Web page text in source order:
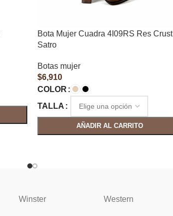
Bota Mujer Cuadra 4I09RS Res Crust
Satro
Botas mujer
$6,910
COLOR
TALLA
AÑADIR AL CARRITO
Winster Western